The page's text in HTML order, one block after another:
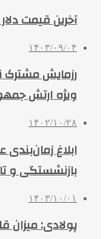
آخرین قیمت
۱۴۰۳/۰۹/۰۴
رزمایش مشترک
ویژه ارتش
۱۴۰۲/۱۰/۲۸
ابلاغ
بازنشستگی و
۱۴۰۳/۱۰/۰۱
پولادی: میزان